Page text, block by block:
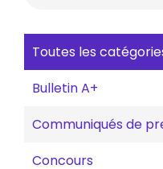
Toutes les
Bulletin A+
Communiqués de
Concours